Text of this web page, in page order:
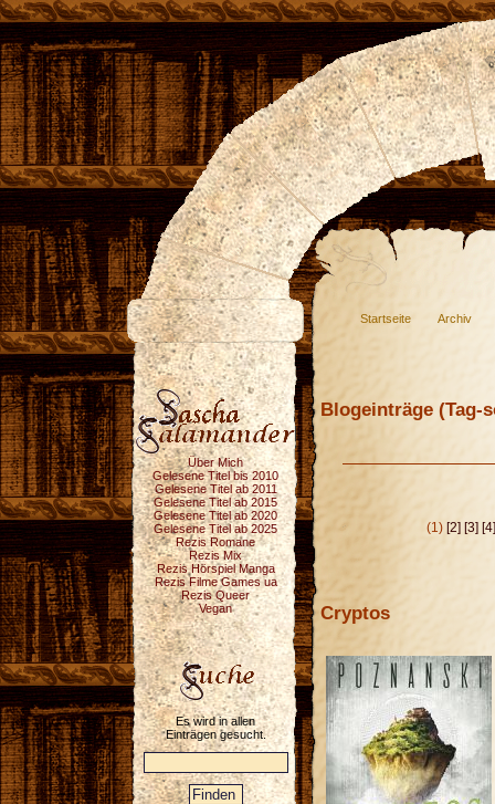
Startseite Archiv
Über Mich
Gelesene Titel bis 2010
Gelesene Titel ab 2011
Gelesene Titel ab 2015
Gelesene Titel ab 2020
Gelesene Titel ab 2025
Rezis Romane
Rezis Mix
Rezis Hörspiel Manga
Rezis Filme Games ua
Rezis Queer
Vegan
Es wird in allen
Einträgen gesucht.
Blogeinträge (Tag-
(1) [2] [3] [4]
Cryptos